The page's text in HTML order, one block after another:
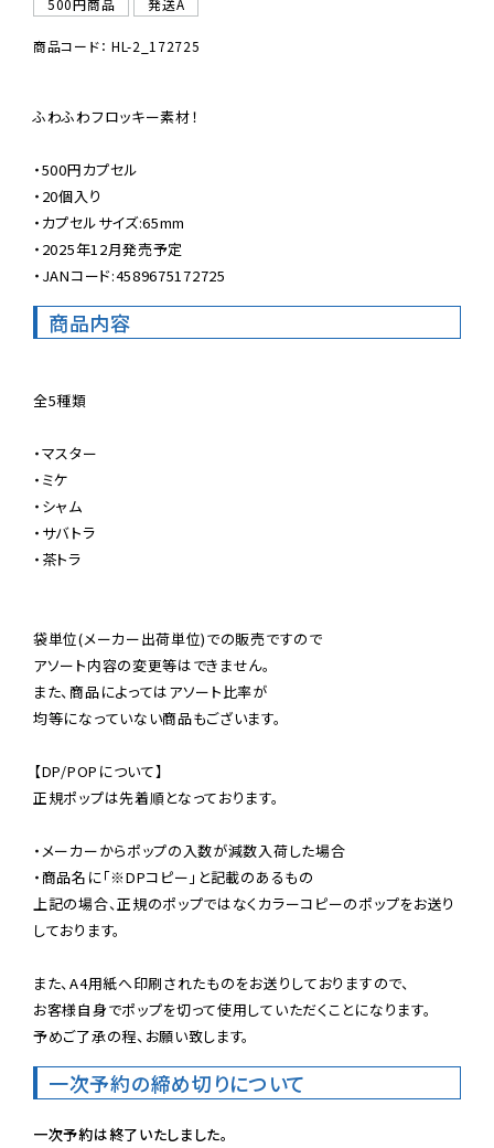
500円商品
発送A
商品コード： HL-2_172725
ふわふわフロッキー素材！
・500円カプセル
・20個入り
・カプセルサイズ:65mm
・2025年12月発売予定
・JANコード:4589675172725
商品内容
全5種類
・マスター
・ミケ
・シャム
・サバトラ
・茶トラ
袋単位(メーカー出荷単位)での販売ですので
アソート内容の変更等はできません。
また、商品によってはアソート比率が
均等になっていない商品もございます。
【DP/POPについて】
正規ポップは先着順となっております。
・メーカーからポップの入数が減数入荷した場合
・商品名に「※DPコピー」と記載のあるもの
上記の場合、正規のポップではなくカラーコピーのポップをお送り
しております。
また、A4用紙へ印刷されたものをお送りしておりますので、
お客様自身でポップを切って使用していただくことになります。
予めご了承の程、お願い致します。
一次予約の締め切りについて
一次予約は終了いたしました。